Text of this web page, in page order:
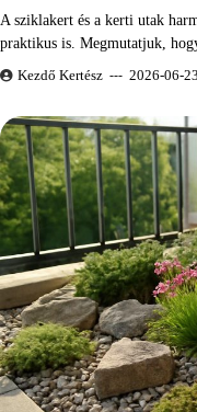
A sziklakert és a kerti utak
praktikus is. Megmutatjuk,
Kezdő Kertész 2026-06-23